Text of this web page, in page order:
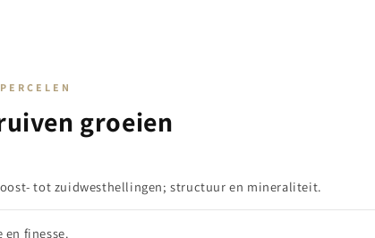
groeien
tot zuidwesthellingen; structuur en mineraliteit.
finesse.